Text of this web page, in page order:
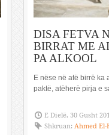
DISA FETVA
BIRRAT ME
PA ALKOOL
E nëse në atë birrë ka
paktë, atëherë pirja e
E Dielë, 30 Gusht
Shkruan: Ahmed